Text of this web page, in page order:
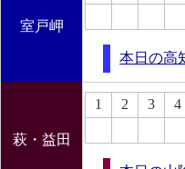
室戸岬
本日の高
萩・益田
1 2 3 4